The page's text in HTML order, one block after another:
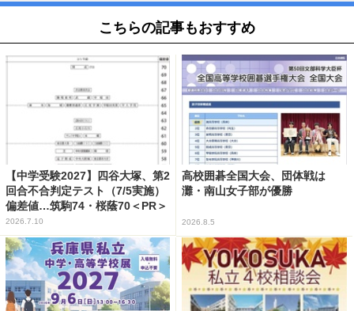
こちらの記事もおすすめ
【中学受験2027】四谷大塚、第2
回合不合判定テスト（7/5実施）
偏差値…筑駒74・桜蔭70＜PR＞
2026.7.10
高校囲碁全国大会、団体戦は
灘・南山女子部が優勝
2026.8.5